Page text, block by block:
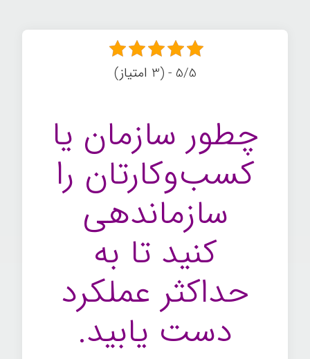
5/5 - (3 امتیاز)
چطور سازمان یا
کسب‌وکارتان را
سازماندهی
کنید تا به
حداکثر عملکرد
دست یابید.